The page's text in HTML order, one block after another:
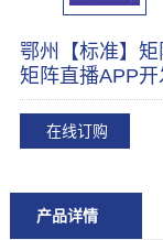
鄂州【标准】
矩阵直播APP开
在线订购
产品详情